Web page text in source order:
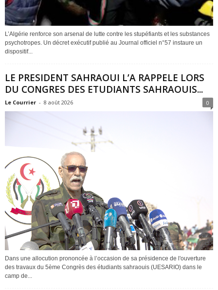
L’Algérie renforce son arsenal de lutte contre les stupéfiants et les substances
psychotropes. Un décret exécutif publié au Journal officiel n°57 instaure un
dispositif...
LE PRESIDENT SAHRAOUI L’A RAPPELE LORS
DU CONGRES DES ETUDIANTS SAHRAOUIS...
Le Courrier - 8 août 2026 0
Dans une allocution prononcée à l’occasion de sa présidence de l'ouverture
des travaux du 5ème Congrès des étudiants sahraouis (UESARIO) dans le
camp de...